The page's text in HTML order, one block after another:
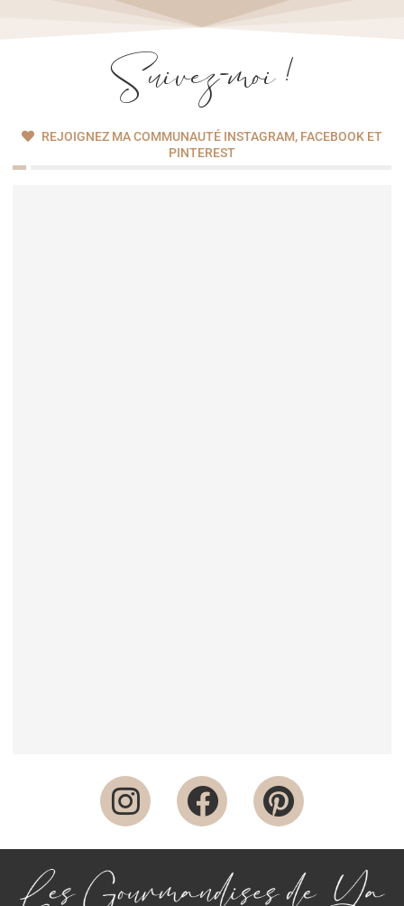
TOMATES SÉCHÉES ET BASILIC ET SES
HARICOTS VERTS
20 mai 2013
Le veau de la Pentecôte : cette phrase on l’entend assez
souvent en ce moment. Du coup, je n’échappe pas à la
TOMATE FARCIE : SEMOULE, POIVRON ET
CHORIZO
S’il y a un plat que je ne sais absolument pas faire, c’est le